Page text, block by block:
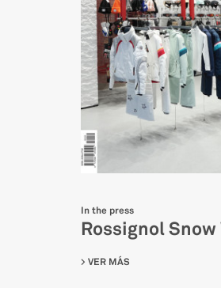
In the press
Rossignol Snow
VER MÁS SU ROSSIGNOL